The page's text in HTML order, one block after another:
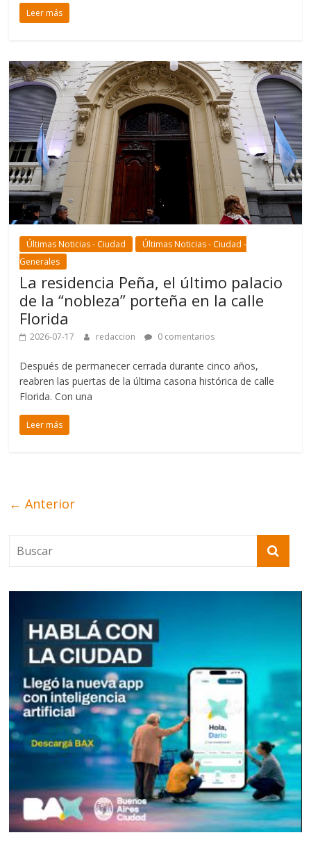
Leer más
Últimas Noticias - Ciudad
Últimas Noticias - Ciudad -
Generales
La residencia Peña, el último palacio
de la “nobleza” porteña en la calle
Florida
2026-07-17 redaccion 0 comentarios
Después de permanecer cerrada durante cinco años,
reabren las puertas de la última casona histórica de calle
Florida. Con una
Leer más
← Anterior